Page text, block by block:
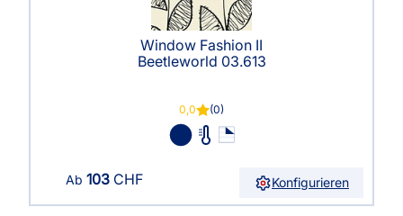
Window Fashion II
Beetleworld 03.613
0,0 (0)
Ab 103 CHF Konfigurieren